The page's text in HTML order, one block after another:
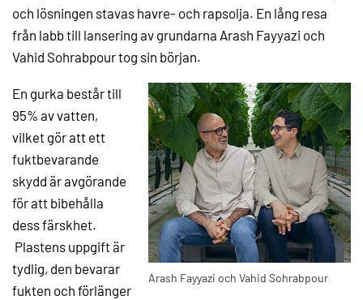
och lösningen stavas havre- och rapsolja. En lång resa
från labb till lansering av grundarna Arash Fayyazi och
Vahid Sohrabpour tog sin början.
Arash Fayyazi och Vahid Sohrabpour
En gurka består till
95% av vatten,
vilket gör att ett
fuktbevarande
skydd är avgörande
för att bibehålla
dess färskhet.
Plastens uppgift är
tydlig, den bevarar
fukten och förlänger